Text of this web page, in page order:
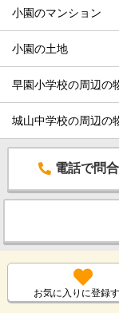
小園のマンション
小園の土地
早園小学校の周辺の
城山中学校の周辺の
電話で問
お気に入りに登録